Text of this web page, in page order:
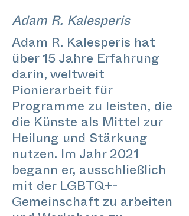
Adam R. Kalesperis
Adam R. Kalesperis hat
über 15 Jahre Erfahrung
darin, weltweit
Pionierarbeit für
Programme zu leisten, die
die Künste als Mittel zur
Heilung und Stärkung
nutzen. Im Jahr 2021
begann er, ausschließlich
mit der LGBTQ+-
Gemeinschaft zu arbeiten